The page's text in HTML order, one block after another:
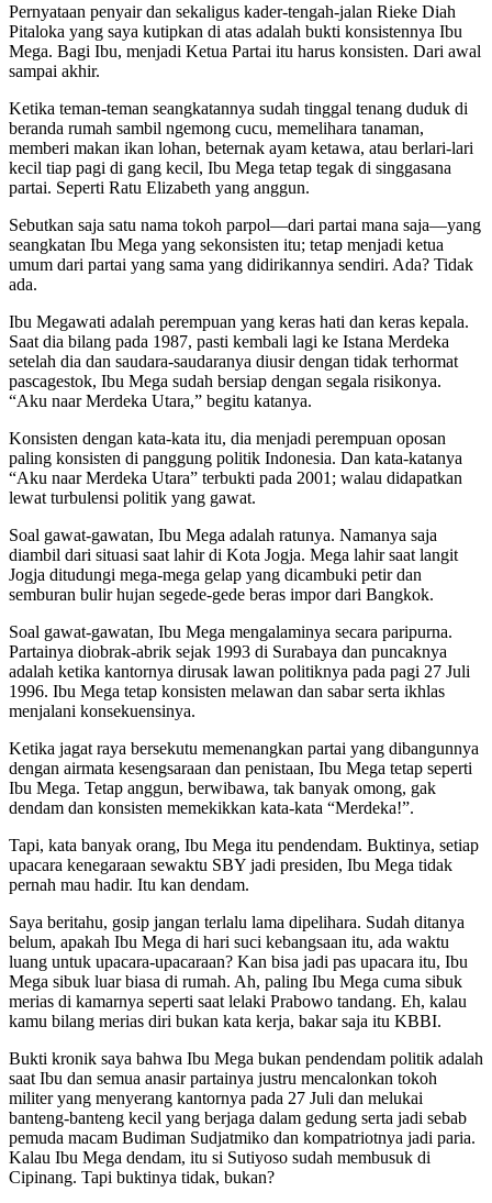
Pernyataan penyair dan sekaligus kader-tengah-jalan Rieke Diah
Pitaloka yang saya kutipkan di atas adalah bukti konsistennya Ibu
Mega. Bagi Ibu, menjadi Ketua Partai itu harus konsisten. Dari awal
sampai akhir.
Ketika teman-teman seangkatannya sudah tinggal tenang duduk di
beranda rumah sambil ngemong cucu, memelihara tanaman,
memberi makan ikan lohan, beternak ayam ketawa, atau berlari-lari
kecil tiap pagi di gang kecil, Ibu Mega tetap tegak di singgasana
partai. Seperti Ratu Elizabeth yang anggun.
Sebutkan saja satu nama tokoh parpol—dari partai mana saja—yang
seangkatan Ibu Mega yang sekonsisten itu; tetap menjadi ketua
umum dari partai yang sama yang didirikannya sendiri. Ada? Tidak
ada.
Ibu Megawati adalah perempuan yang keras hati dan keras kepala.
Saat dia bilang pada 1987, pasti kembali lagi ke Istana Merdeka
setelah dia dan saudara-saudaranya diusir dengan tidak terhormat
pascagestok, Ibu Mega sudah bersiap dengan segala risikonya.
“Aku naar Merdeka Utara,” begitu katanya.
Konsisten dengan kata-kata itu, dia menjadi perempuan oposan
paling konsisten di panggung politik Indonesia. Dan kata-katanya
“Aku naar Merdeka Utara” terbukti pada 2001; walau didapatkan
lewat turbulensi politik yang gawat.
Soal gawat-gawatan, Ibu Mega adalah ratunya. Namanya saja
diambil dari situasi saat lahir di Kota Jogja. Mega lahir saat langit
Jogja ditudungi mega-mega gelap yang dicambuki petir dan
semburan bulir hujan segede-gede beras impor dari Bangkok.
Soal gawat-gawatan, Ibu Mega mengalaminya secara paripurna.
Partainya diobrak-abrik sejak 1993 di Surabaya dan puncaknya
adalah ketika kantornya dirusak lawan politiknya pada pagi 27 Juli
1996. Ibu Mega tetap konsisten melawan dan sabar serta ikhlas
menjalani konsekuensinya.
Ketika jagat raya bersekutu memenangkan partai yang dibangunnya
dengan airmata kesengsaraan dan penistaan, Ibu Mega tetap seperti
Ibu Mega. Tetap anggun, berwibawa, tak banyak omong, gak
dendam dan konsisten memekikkan kata-kata “Merdeka!”.
Tapi, kata banyak orang, Ibu Mega itu pendendam. Buktinya, setiap
upacara kenegaraan sewaktu SBY jadi presiden, Ibu Mega tidak
pernah mau hadir. Itu kan dendam.
Saya beritahu, gosip jangan terlalu lama dipelihara. Sudah ditanya
belum, apakah Ibu Mega di hari suci kebangsaan itu, ada waktu
luang untuk upacara-upacaraan? Kan bisa jadi pas upacara itu, Ibu
Mega sibuk luar biasa di rumah. Ah, paling Ibu Mega cuma sibuk
merias di kamarnya seperti saat lelaki Prabowo tandang. Eh, kalau
kamu bilang merias diri bukan kata kerja, bakar saja itu KBBI.
Bukti kronik saya bahwa Ibu Mega bukan pendendam politik adalah
saat Ibu dan semua anasir partainya justru mencalonkan tokoh
militer yang menyerang kantornya pada 27 Juli dan melukai
banteng-banteng kecil yang berjaga dalam gedung serta jadi sebab
pemuda macam Budiman Sudjatmiko dan kompatriotnya jadi paria.
Kalau Ibu Mega dendam, itu si Sutiyoso sudah membusuk di
Cipinang. Tapi buktinya tidak, bukan?